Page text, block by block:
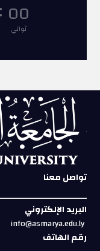
: 00
ثواني
تواصل معنا
البريد الإلكتروني
info@asmarya.edu.ly
رقم الهاتف